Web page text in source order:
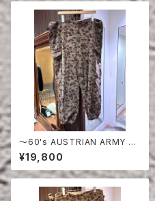
〜60's AUSTRIAN ARMY PE
A DOT CAMO FIERD PANT
S
¥19,800